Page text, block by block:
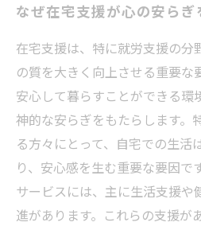
なぜ在宅支援が心の安らぎ
在宅支援は、特に就労支援の分
の質を大きく向上させる重要な
安心して暮らすことができる環
神的な安らぎをもたらします。
る方々にとって、自宅での生活
り、安心感を生む重要な要因で
サービスには、主に生活支援や
進があります。これらの支援が